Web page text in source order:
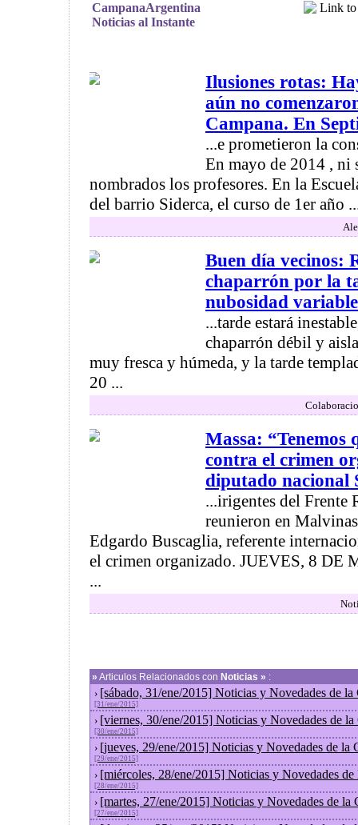
CampanaArgentina
Noticias al Instante
Ilusiones rotas:
aún no
Campana. En
...e prometieron la
En mayo de 2014 , ni
nombrados los profesores. En la
del barrio Siderca, el curso de 1er año
Buen día vecinos:
chaparrón por la
nubosidad
...tarde estará
chaparrón débil y
muy fresca y húmeda, y la tarde
20 ...
Massa: “Tenemos
contra el crimen
diputado nacional
...irigentes del Frente
reunieron en
Edgardo Buscaglia, referente
el crimen organizado. JUEVES, 8 DE
...
» Articulos Relacionados con Noticias » :
› [sábado, 31/ene/2015] Noticias y Novedades de la
[31/ene/2015]
› [viernes, 30/ene/2015] Noticias y Novedades de
[30/ene/2015]
› [jueves, 29/ene/2015] Noticias y Novedades de la
[29/ene/2015]
› [miércoles, 28/ene/2015] Noticias y Novedades
[28/ene/2015]
› [martes, 27/ene/2015] Noticias y Novedades de la
[27/ene/2015]